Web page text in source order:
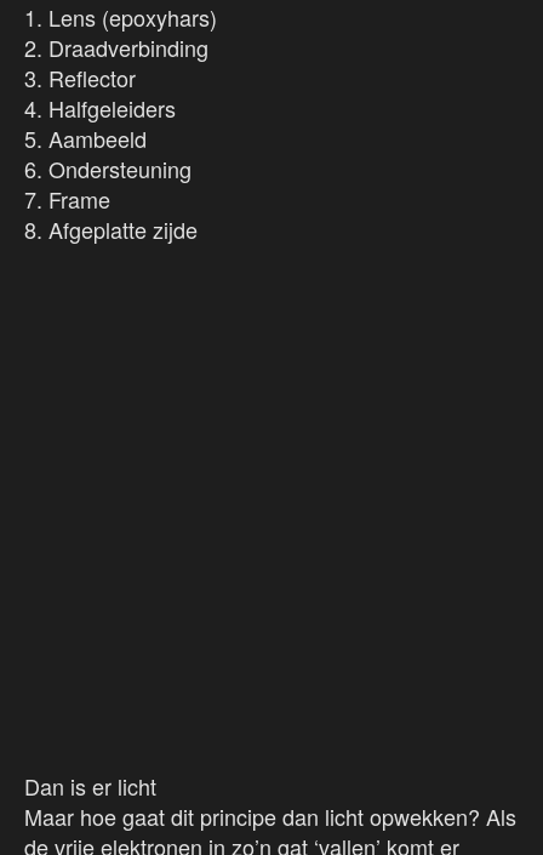
1. Lens (epoxyhars)
2. Draadverbinding
3. Reflector
4. Halfgeleiders
5. Aambeeld
6. Ondersteuning
7. Frame
8. Afgeplatte zijde
Dan is er licht
Maar hoe gaat dit principe dan licht opwekken? Als
de vrije elektronen in zo’n gat ‘vallen’ komt er